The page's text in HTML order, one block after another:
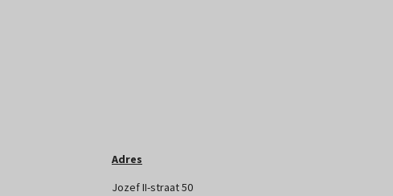
Adres
Jozef II-straat 50